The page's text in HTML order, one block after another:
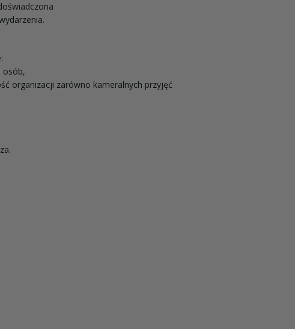
osób,
organizacji zarówno kameralnych przyjęć